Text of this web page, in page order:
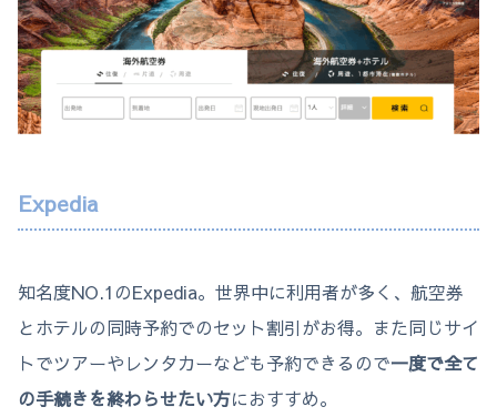
Expedia
知名度NO.1のExpedia。世界中に利用者が多く、航空券
とホテルの同時予約でのセット割引がお得。また同じサイ
トでツアーやレンタカーなども予約できるので一度で全て
の手続きを終わらせたい方におすすめ。